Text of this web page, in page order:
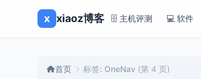
x xiaoz博客 🗄️ 主机评测 💻 软件
首页 标签: OneNav (第 4 页)